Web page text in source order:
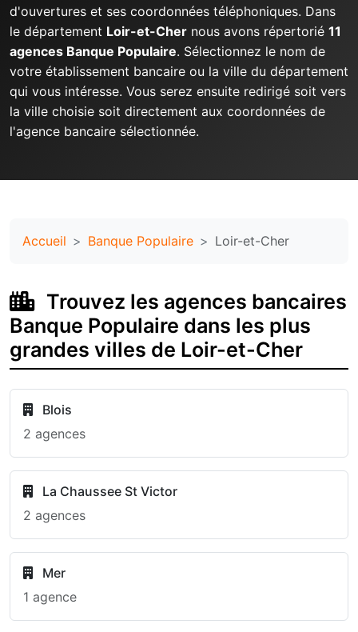
d'ouvertures et ses coordonnées téléphoniques. Dans
le département Loir-et-Cher nous avons répertorié 11
agences Banque Populaire. Sélectionnez le nom de
votre établissement bancaire ou la ville du département
qui vous intéresse. Vous serez ensuite redirigé soit vers
la ville choisie soit directement aux coordonnées de
l'agence bancaire sélectionnée.
Accueil Banque Populaire Loir-et-Cher
Trouvez les agences bancaires
Banque Populaire dans les plus
grandes villes de Loir-et-Cher
Blois
2 agences
La Chaussee St Victor
2 agences
Mer
1 agence